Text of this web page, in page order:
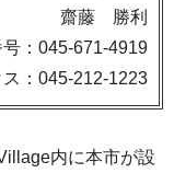
齋藤 勝利
号：045-671-4919
ス：045-212-1223
内に本市が設